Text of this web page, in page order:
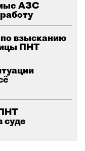
АЗС
взысканию
ПНТ
суде